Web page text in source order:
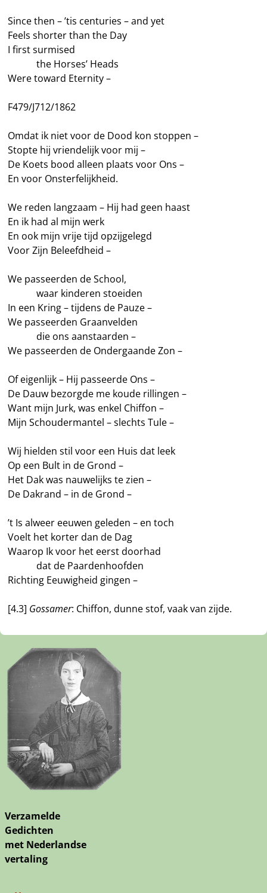
Since then – ’tis centuries – and yet
Feels shorter than the Day
I first surmised
———the Horses’ Heads
Were toward Eternity –
F479/J712/1862
Omdat ik niet voor de Dood kon stoppen –
Stopte hij vriendelijk voor mij –
De Koets bood alleen plaats voor Ons –
En voor Onsterfelijkheid.
We reden langzaam – Hij had geen haast
En ik had al mijn werk
En ook mijn vrije tijd opzijgelegd
Voor Zijn Beleefdheid –
We passeerden de School,
———waar kinderen stoeiden
In een Kring – tijdens de Pauze –
We passeerden Graanvelden
———die ons aanstaarden –
We passeerden de Ondergaande Zon –
Of eigenlijk – Hij passeerde Ons –
De Dauw bezorgde me koude rillingen –
Want mijn Jurk, was enkel Chiffon –
Mijn Schoudermantel – slechts Tule –
Wij hielden stil voor een Huis dat leek
Op een Bult in de Grond –
Het Dak was nauwelijks te zien –
De Dakrand – in de Grond –
’t Is alweer eeuwen geleden – en toch
Voelt het korter dan de Dag
Waarop Ik voor het eerst doorhad
———dat de Paardenhoofden
Richting Eeuwigheid gingen –
[4.3] Gossamer: Chiffon, dunne stof, vaak van zijde.
Verzamelde
Gedichten
met Nederlandse
vertaling